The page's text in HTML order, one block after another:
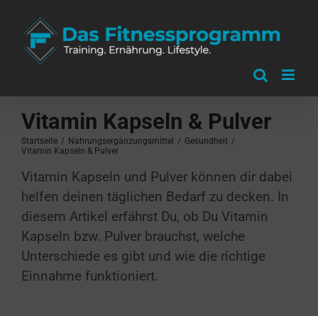
springen
Vitamin Kapseln & Pulver
Startseite / Nahrungsergänzungsmittel / Gesundheit /
Vitamin Kapseln & Pulver
Vitamin Kapseln und Pulver können dir dabei
helfen deinen täglichen Bedarf zu decken. In
diesem Artikel erfährst Du, ob Du Vitamin
Kapseln bzw. Pulver brauchst, welche
Unterschiede es gibt und wie die richtige
Einnahme funktioniert.